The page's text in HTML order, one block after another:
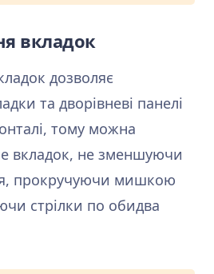
вкладок
дозволяє
та дворівневі панелі
тому можна
вкладок, не зменшуючи
прокручуючи мишкою
стрілки по обидва